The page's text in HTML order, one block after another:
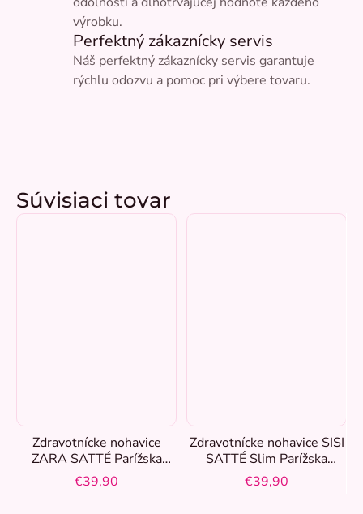
výrobku.
Perfektný zákaznícky servis
Náš perfektný zákaznícky servis garantuje
rýchlu odozvu a pomoc pri výbere tovaru.
Súvisiaci tovar
Zdravotnícke nohavice
ZARA SATTÉ Parížska
modrá
€39,90
Zdravotnícke nohavice SISI
SATTÉ Slim Parížska
modrá
€39,90